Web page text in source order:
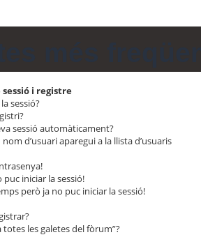
sessió i registre
sessió?
sessió automàticament?
d’usuari aparegui a la llista d’usuaris
iniciar la sessió!
però ja no puc iniciar la sessió!
totes les galetes del fòrum”?